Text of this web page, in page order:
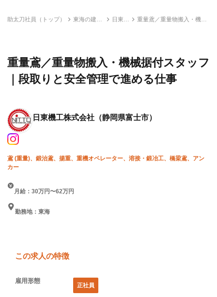
助太刀社員（トップ）
東海の建設
日東機
重量鳶／重量物搬入・機械
重量鳶／重量物搬入・機械据付スタッフ
｜段取りと安全管理で進める仕事
日東機工株式会社 （静岡県富士市）
鳶 (重量)、鍛治鳶、揚重、重機オペレーター、溶接・鍛冶工、橋梁鳶、アン
カー
月給：30万円〜62万円
勤務地：東海
この求人の特徴
雇用形態
正社員